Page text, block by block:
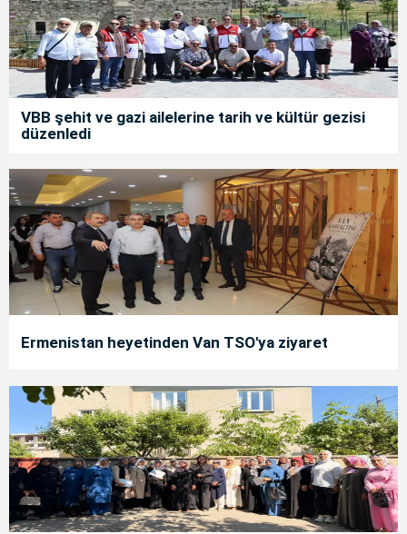
VBB şehit ve gazi ailelerine tarih ve kültür gezisi
düzenledi
Ermenistan heyetinden Van TSO'ya ziyaret